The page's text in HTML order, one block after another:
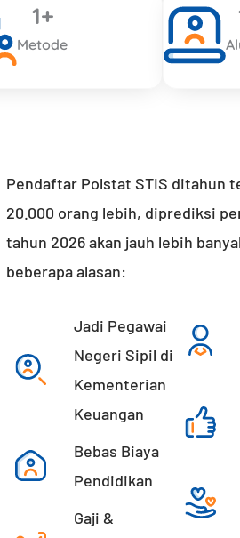
Metode
1+
Pendaftar Polstat STIS ditahun
20.000 orang lebih, diprediksi
tahun 2026 akan jauh lebih
beberapa alasan:
Jadi Pegawai
Negeri Sipil di
Kementerian
Keuangan
Bebas Biaya
Pendidikan
Gaji &